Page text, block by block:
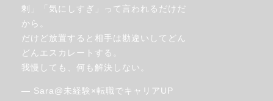
剰」「気にしすぎ」って言われるだけだ
から。
だけど放置すると相手は勘違いしてどん
どんエスカレートする。
我慢しても、何も解決しない。
— Sara@未経験×転職でキャリアUP